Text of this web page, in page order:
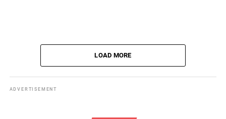
LOAD MORE
ADVERTISEMENT